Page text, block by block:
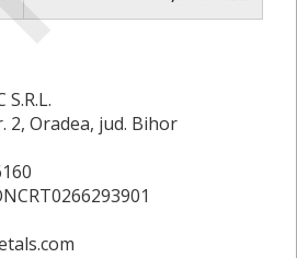
S.R.L.
2, Oradea, jud. Bihor